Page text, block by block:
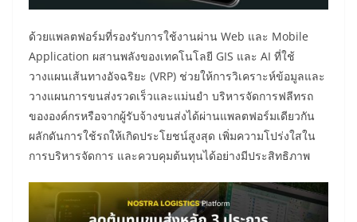
ด้วยแพลตฟอร์มที่รองรับการใช้งานผ่าน Web และ Mobile
Application ผสานพลังของเทคโนโลยี GIS และ AI ที่ใช้
วางแผนเส้นทางอัจฉริยะ (VRP) ช่วยให้การวิเคราะห์ข้อมูลและ
วางแผนการขนส่งรวดเร็วและแม่นยำ บริหารจัดการฟลีทรถ
ขององค์กรหรือจากผู้รับจ้างขนส่งได้ผ่านแพลตฟอร์มเดียวกัน
ผลักดันการใช้รถให้เกิดประโยชน์สูงสุด เพิ่มความโปร่งใสใน
การบริหารจัดการ และควบคุมต้นทุนได้อย่างมีประสิทธิภาพ